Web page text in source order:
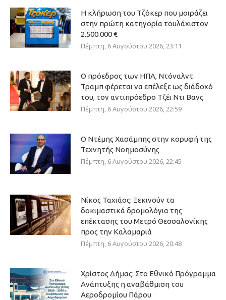
Η κλήρωση του Τζόκερ που μοιράζει
στην πρώτη κατηγορία τουλάχιστον
2.500.000 €
Πέμπτη, 6 Αυγούστου 2026, 23:11
Ο πρόεδρος των ΗΠΑ, Ντόναλντ
Τραμπ φέρεται να επέλεξε ως διάδοχό
του, τον αντιπρόεδρο Τζέι Ντι Βανς
Πέμπτη, 6 Αυγούστου 2026, 22:59
Ο Ντέμης Χασάμπης στην κορυφή της
Τεχνητής Νοημοσύνης
Πέμπτη, 6 Αυγούστου 2026, 22:45
Νίκος Ταχιάος: Ξεκινούν τα
δοκιμαστικά δρομολόγια της
επέκτασης του Μετρό Θεσσαλονίκης
προς την Καλαμαριά
Πέμπτη, 6 Αυγούστου 2026, 20:48
Χρίστος Δήμας: Στο Εθνικό Πρόγραμμα
Ανάπτυξης η αναβάθμιση του
Αεροδρομίου Πάρου